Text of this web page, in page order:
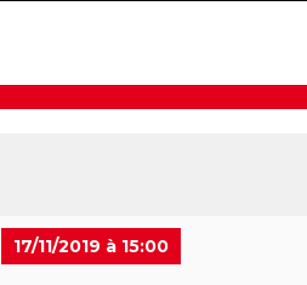
17/11/2019 à 15:00